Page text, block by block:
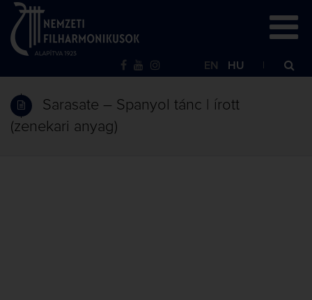
EN HU
Sarasate – Spanyol tánc | írott
(zenekari anyag)